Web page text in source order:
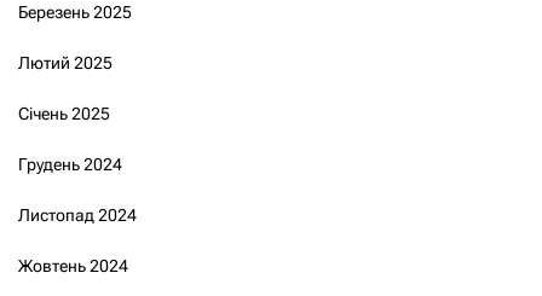
Березень 2025
Лютий 2025
Січень 2025
Грудень 2024
Листопад 2024
Жовтень 2024